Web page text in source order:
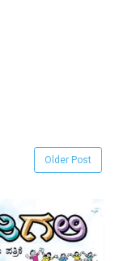
Older Post